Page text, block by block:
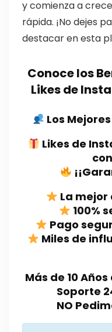
y comienza a
rápida. ¡No dejes
destacar en esta
Conoce los
Likes de
Los
Likes de
La
100%
Pago
Miles de
Más de 10
Soporte
NO